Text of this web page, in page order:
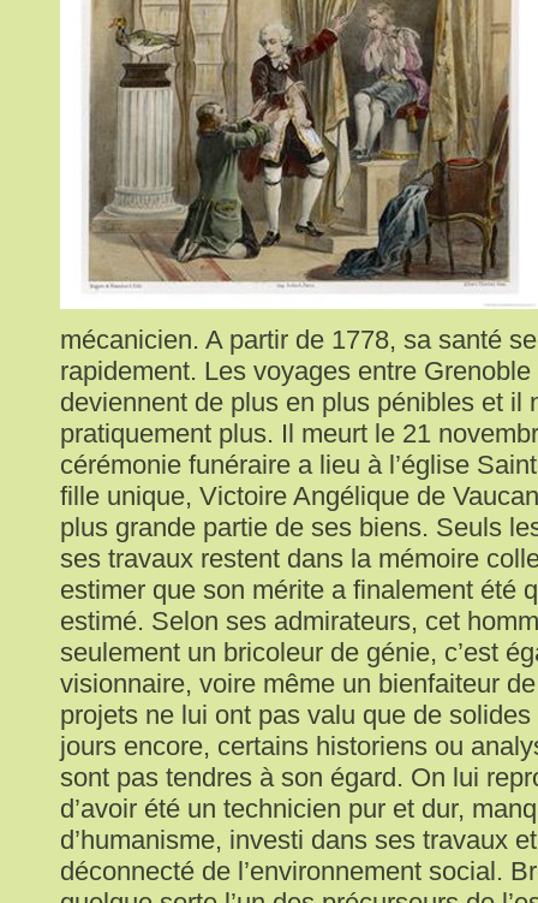
mécanicien. A partir de 1778, sa santé
rapidement. Les voyages entre
deviennent de plus en plus pénibles et il
pratiquement plus. Il meurt le 21
cérémonie funéraire a lieu à l’église
fille unique, Victoire Angélique de
plus grande partie de ses biens. Seuls
ses travaux restent dans la mémoire
estimer que son mérite a finalement été
estimé. Selon ses admirateurs, cet
seulement un bricoleur de génie, c’est
visionnaire, voire même un bienfaiteur
projets ne lui ont pas valu que de
jours encore, certains historiens ou
sont pas tendres à son égard. On lui
d’avoir été un technicien pur et dur,
d’humanisme, investi dans ses travaux
déconnecté de l’environnement social.